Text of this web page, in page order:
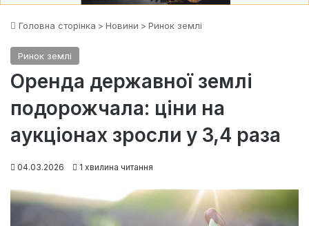
Головна сторінка > Новини > Ринок землі
Ринок землі
Оренда державної землі
подорожчала: ціни на
аукціонах зросли у 3,4 раза
04.03.2026 1 хвилина читання